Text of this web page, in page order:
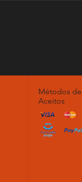
Métodos
Aceitos